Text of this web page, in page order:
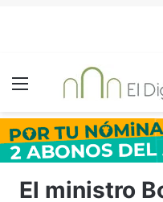
Menú
El ministro